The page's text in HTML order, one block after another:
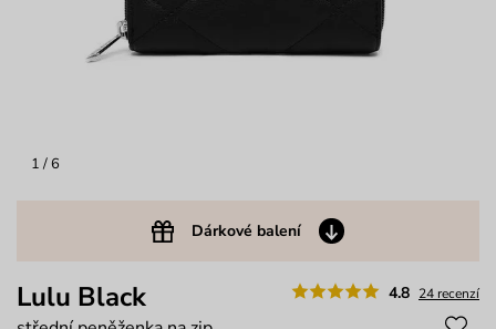
1 / 6
Dárkové balení
4.8 24 recenzí
Lulu Black